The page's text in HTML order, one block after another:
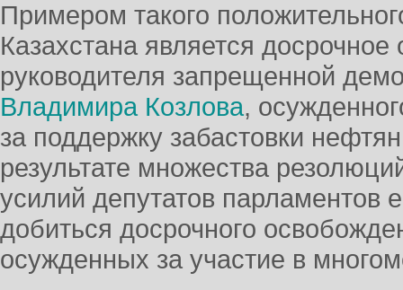
Примером такого
Казахстана является
руководителя запрещенной
Владимира Козлова,
за поддержку забастовки
результате множества
усилий депутатов парламентов
добиться досрочного
осужденных за участие в